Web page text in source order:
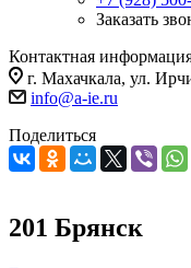
Заказать
Контактная
г. Махачкала, ул.
info@a-ie.ru
Поделиться
201 Брянск